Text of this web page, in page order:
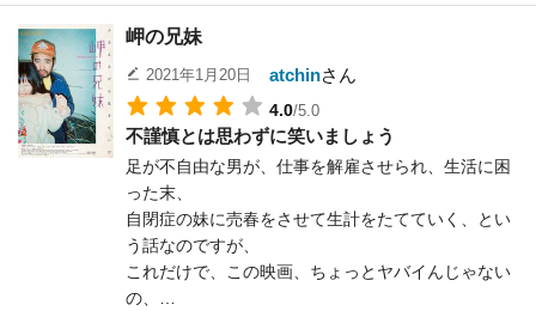
惨敗したが、シュワちゃんはこの映画の他「トータ
ル・リコール」やもちろん
「ターミネーター」シリーズなどで好成績を上げて
いる。
この人間離れした風貌は、とてもＳＦと相性が良い
のだ。
ただし、どうも「コマンドー」に見えて仕方がな
い。
最初、予備知識なしでＴＶで観た時、「コマンド
ー」の続編かと思った。
今度の相手は宇宙人なのか、と。
中東におけるキリスト教徒とイスラム教徒の宗教対
立のすごさ。
こういうものに疎い自分にとっては、何でこうなっ
ちゃうのかな、
とつまらない疑問が生じてくる。
スカーフで顔を隠す、十字架のネックレス、
この違いだけで生死を分けてしまうのだ。
バスの襲撃シーンは忘れられない。走る子供。そし
て倒れる子供。
それを映し出すカメラの距離感が的確だ。
た。
目的は、ジャッキーがスタントで出演しているから
だった。
ところがこの映画は予想外の衝撃を与えてくれた。
とにかくブルース・リーがカッコ良かったのだ。自
分の中の何かが壊れ、
そして新しい何かが再構築されていくのが分かっ
た。
しかしふと考えてみた。日本初公開はもちろん「燃
えよドラゴン」であり、
リアルタイムで観てはいないものの、テレビでは何
岬の兄妹
2021年1月20日 atchinさん
4.0/5.0
不謹慎とは思わずに笑いましょう
足が不自由な男が、仕事を解雇させられ、生活に困
った末、
自閉症の妹に売春をさせて生計をたてていく、とい
う話なのですが、
これだけで、この映画、ちょっとヤバイんじゃない
の、